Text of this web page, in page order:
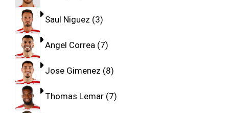
Saul Niguez 3
Angel Correa 7
Jose Gimenez 8
Thomas Lemar 7